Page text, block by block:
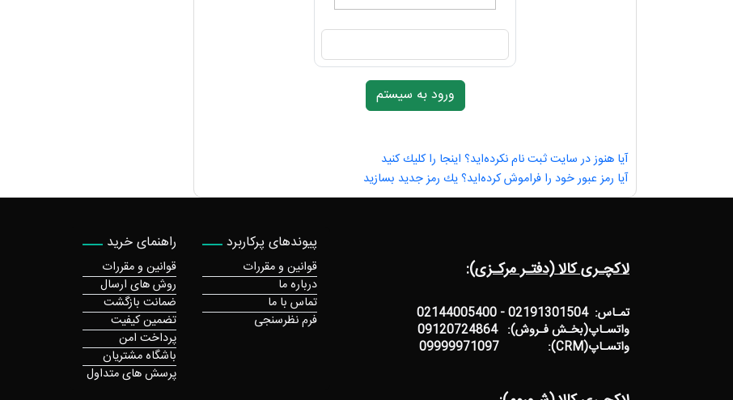
آیا هنوز در سایت ثبت نام نكرده‌اید؟ اینجا را كلیك كنید
آیا رمز عبور خود را فراموش كرده‌اید؟ یك رمز جدید بسازید
لاکچـری کالا (دفتـر مرکـزی):
تمـاس: 02191301504 - 02144005400
واتسـاپ(بخـش فـروش): 09120724864
واتسـاپ(CRM): 09999971097
پیوندهای پرکاربرد
قوانین و مقررات
درباره ما
تماس با ما
فرم نظرسنجی
راهنمای خرید
قوانین و مقررات
روش های ارسال
ضمانت بازگشت
تضمین کیفیت
پرداخت امن
باشگاه مشتریان
پرسش های متداول